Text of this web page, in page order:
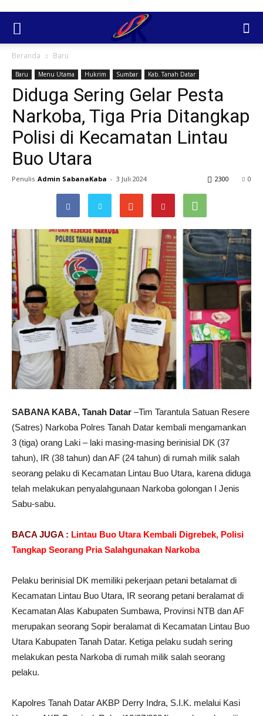
Beranda Baru
Baru Menu Utama Hukrim Sumbar Kab. Tanah Datar
Diduga Sering Gelar Pesta
Narkoba, Tiga Pria Ditangkap
Polisi di Kecamatan Lintau
Buo Utara
Penulis Admin SabanaKaba - 3 Juli 2024 0
2300
SABANA KABA, Tanah Datar –Tim Tarantula Satuan Resere
(Satres) Narkoba Polres Tanah Datar kembali mengamankan
3 (tiga) orang Laki – laki masing-masing berinisial DK (37
tahun), IR (38 tahun) dan AF (24 tahun) di rumah milik salah
seorang pelaku di Kecamatan Lintau Buo Utara, karena diduga
telah melakukan penyalahgunaan Narkoba golongan I Jenis
Sabu-sabu.
BACA JUGA : Lintau Buo Utara Kembali Digrebek, Polisi
Tangkap Seorang Pria Salahgunakan Narkoba
Pelaku berinisial DK memiliki pekerjaan petani betalamat di
Kecamatan Lintau Buo Utara, IR seorang petani beralamat di
Kecamatan Alas Kabupaten Sumbawa, Provinsi NTB dan AF
merupakan seorang Sopir beralamat di Kecamatan Lintau Buo
Utara Kabupaten Tanah Datar. Ketiga pelaku sudah sering
melakukan pesta Narkoba di rumah milik salah seorang
pelaku.
Kapolres Tanah Datar AKBP Derry Indra, S.I.K. melalui Kasi